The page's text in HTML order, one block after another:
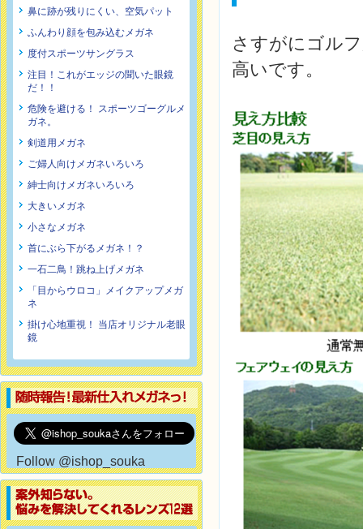
鼻に跡が残りにくい、空気パット
ふんわり顔を包み込むメガネ
度付スポーツサングラス
注目！これがエッジの聞いた眼鏡
だ！！
危険を避ける！ スポーツゴーグルメ
ガネ。
剣道用メガネ
ご婦人向けメガネいろいろ
紳士向けメガネいろいろ
大きいメガネ
小さなメガネ
首にぶら下がるメガネ！？
一石二鳥！跳ね上げメガネ
「目からウロコ」メイクアップメガ
ネ
掛け心地重視！ 当店オリジナル老眼
鏡
Follow @ishop_souka
さすがにゴル
高いです。